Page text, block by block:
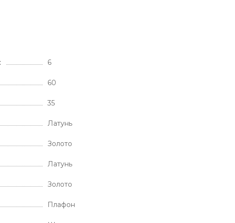
6
60
35
Латунь
Золото
Латунь
Золото
Плафон